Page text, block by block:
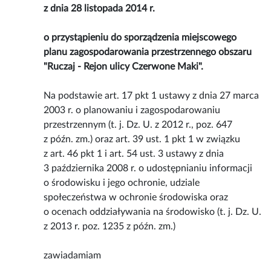
z dnia 28 listopada 2014 r.
o przystąpieniu do sporządzenia miejscowego
planu zagospodarowania przestrzennego obszaru
"Ruczaj - Rejon ulicy Czerwone Maki".
Na podstawie art. 17 pkt 1 ustawy z dnia 27 marca
2003 r. o planowaniu i zagospodarowaniu
przestrzennym (t. j. Dz. U. z 2012 r., poz. 647
z późn. zm.) oraz art. 39 ust. 1 pkt 1 w związku
z art. 46 pkt 1 i art. 54 ust. 3 ustawy z dnia
3 października 2008 r. o udostępnianiu informacji
o środowisku i jego ochronie, udziale
społeczeństwa w ochronie środowiska oraz
o ocenach oddziaływania na środowisko (t. j. Dz. U.
z 2013 r. poz. 1235 z późn. zm.)
zawiadamiam